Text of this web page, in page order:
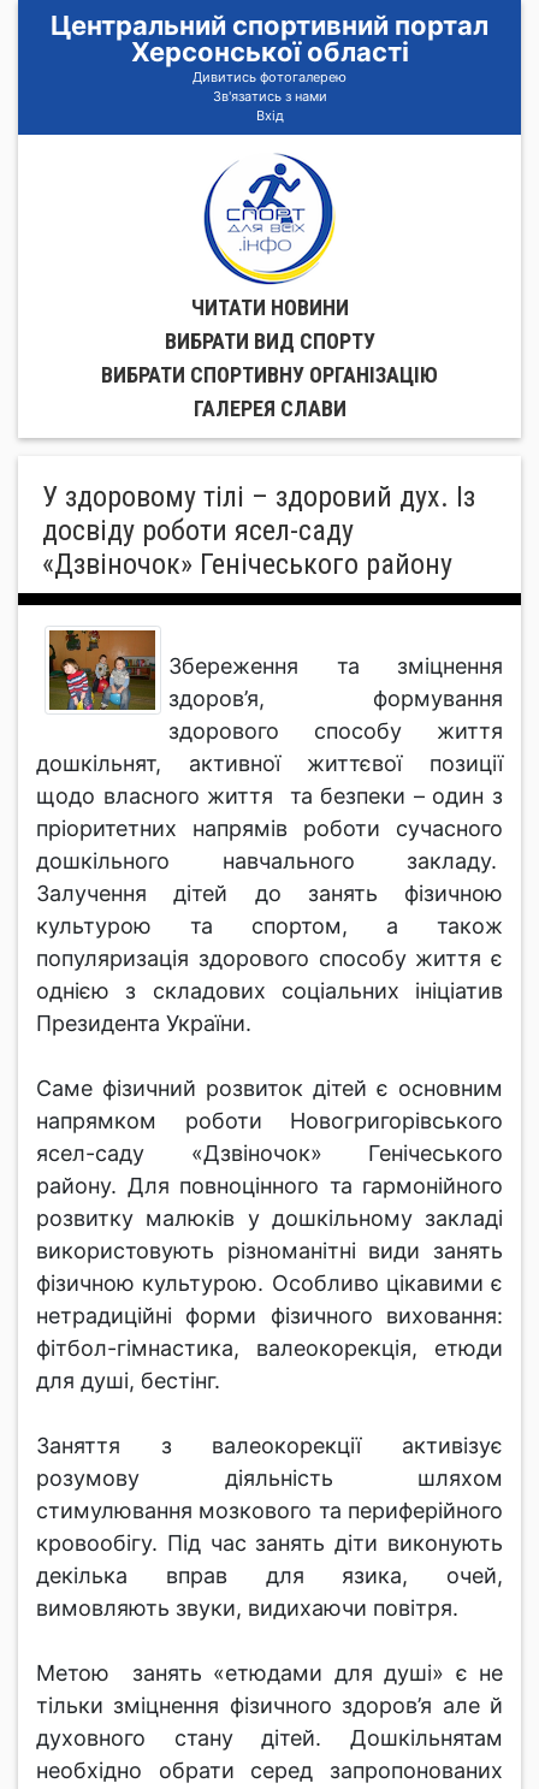
Центральний спортивний портал
Херсонської області
Дивитись фотогалерею
Зв'язатись з нами
Вхід
ЧИТАТИ НОВИНИ
ВИБРАТИ ВИД СПОРТУ
ВИБРАТИ СПОРТИВНУ ОРГАНIЗАЦIЮ
ГАЛЕРЕЯ СЛАВИ
У здоровому тілі – здоровий дух. Із
досвіду роботи ясел-саду
«Дзвіночок» Генічеського району
Збереження та зміцнення
здоров’я, формування
здорового способу життя
дошкільнят, активної життєвої позиції
щодо власного життя та безпеки – один з
пріоритетних напрямів роботи сучасного
дошкільного навчального закладу.
Залучення дітей до занять фізичною
культурою та спортом, а також
популяризація здорового способу життя є
однією з складових соціальних ініціатив
Президента України.
Саме фізичний розвиток дітей є основним
напрямком роботи Новогригорівського
ясел-саду «Дзвіночок» Генічеського
району. Для повноцінного та гармонійного
розвитку малюків у дошкільному закладі
використовують різноманітні види занять
фізичною культурою. Особливо цікавими є
нетрадиційні форми фізичного виховання:
фітбол-гімнастика, валеокорекція, етюди
для душі, бестінг.
Заняття з валеокорекції активізує
розумову діяльність шляхом
стимулювання мозкового та периферійного
кровообігу. Під час занять діти виконують
декілька вправ для язика, очей,
вимовляють звуки, видихаючи повітря.
Метою занять «етюдами для душі» є не
тільки зміцнення фізичного здоров’я але й
духовного стану дітей. Дошкільнятам
необхідно обрати серед запропонованих